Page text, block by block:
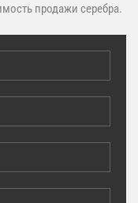
продажи серебра.